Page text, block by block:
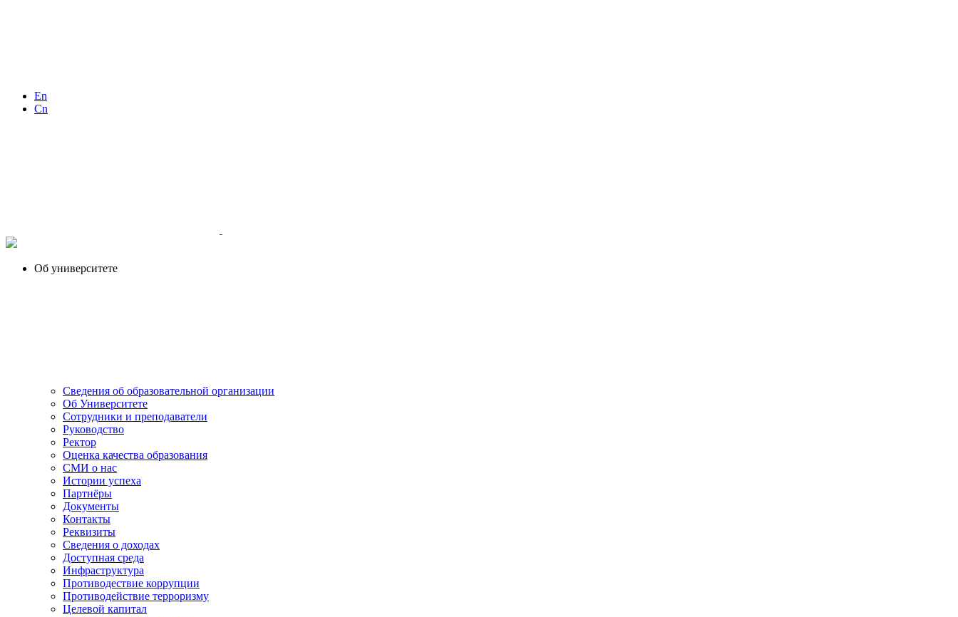
En
Cn
Об университете
Сведения об образовательной организации
Об Университете
Сотрудники и преподаватели
Руководство
Ректор
Оценка качества образования
СМИ о нас
Истории успеха
Партнёры
Документы
Контакты
Реквизиты
Сведения о доходах
Доступная среда
Инфраструктура
Противодествие коррупции
Противодействие терроризму
Целевой капитал